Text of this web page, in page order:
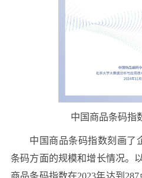
中国商品条码指
中国商品条码指数刻画了
条码方面的规模和增长情况。
商品条码指数在2023年达到